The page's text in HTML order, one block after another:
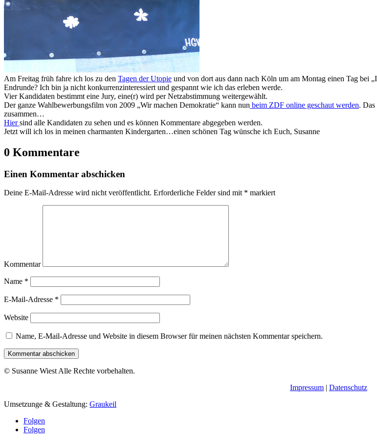
Am Freitag früh fahre ich los zu den Tagen der Utopie und von dort aus dann nach Köln um am Montag einen Tag bei
Endrunde? Ich bin ja nicht konkurrenzinteressiert und gespannt wie ich das erleben werde.
Vier Kandidaten bestimmt eine Jury, eine(r) wird per Netzabstimmung weitergewählt.
Der ganze Wahlbewerbungsfilm von 2009 „Wir machen Demokratie“ kann nun beim ZDF online geschaut werden.
zusammen…
Hiersind alle Kandidaten zu sehen und es können Kommentare abgegeben werden.
Jetzt will ich los in meinen charmanten Kindergarten…einen schönen Tag wünsche ich Euch, Susanne
0 Kommentare
Einen Kommentar abschicken
Deine E-Mail-Adresse wird nicht veröffentlicht. Erforderliche Felder sind mit * markiert
Kommentar
Name *
E-Mail-Adresse *
Website
Name, E-Mail-Adresse und Website in diesem Browser für meinen nächsten Kommentar speichern.
Kommentar abschicken
© Susanne Wiest Alle Rechte vorbehalten.
Impressum | Datenschutz
Umsetzunge & Gestaltung: Graukeil
Folgen
Folgen